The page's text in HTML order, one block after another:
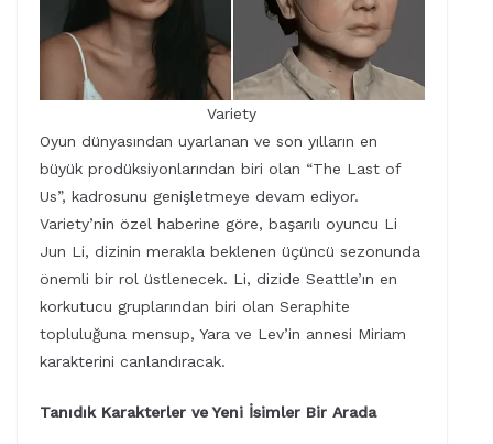
Variety
Oyun dünyasından uyarlanan ve son yılların en
büyük prodüksiyonlarından biri olan “The Last of
Us”, kadrosunu genişletmeye devam ediyor.
Variety’nin özel haberine göre, başarılı oyuncu Li
Jun Li, dizinin merakla beklenen üçüncü sezonunda
önemli bir rol üstlenecek. Li, dizide Seattle’ın en
korkutucu gruplarından biri olan Seraphite
topluluğuna mensup, Yara ve Lev’in annesi Miriam
karakterini canlandıracak.
Tanıdık Karakterler ve Yeni İsimler Bir Arada